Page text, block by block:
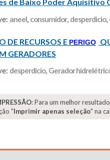
aneel, consumidor, desperdicio,
DE RECURSOS E PERIGO
GERADORES
desperdicio, Gerador
: Para um melhor
"Imprimir apenas seleção" na